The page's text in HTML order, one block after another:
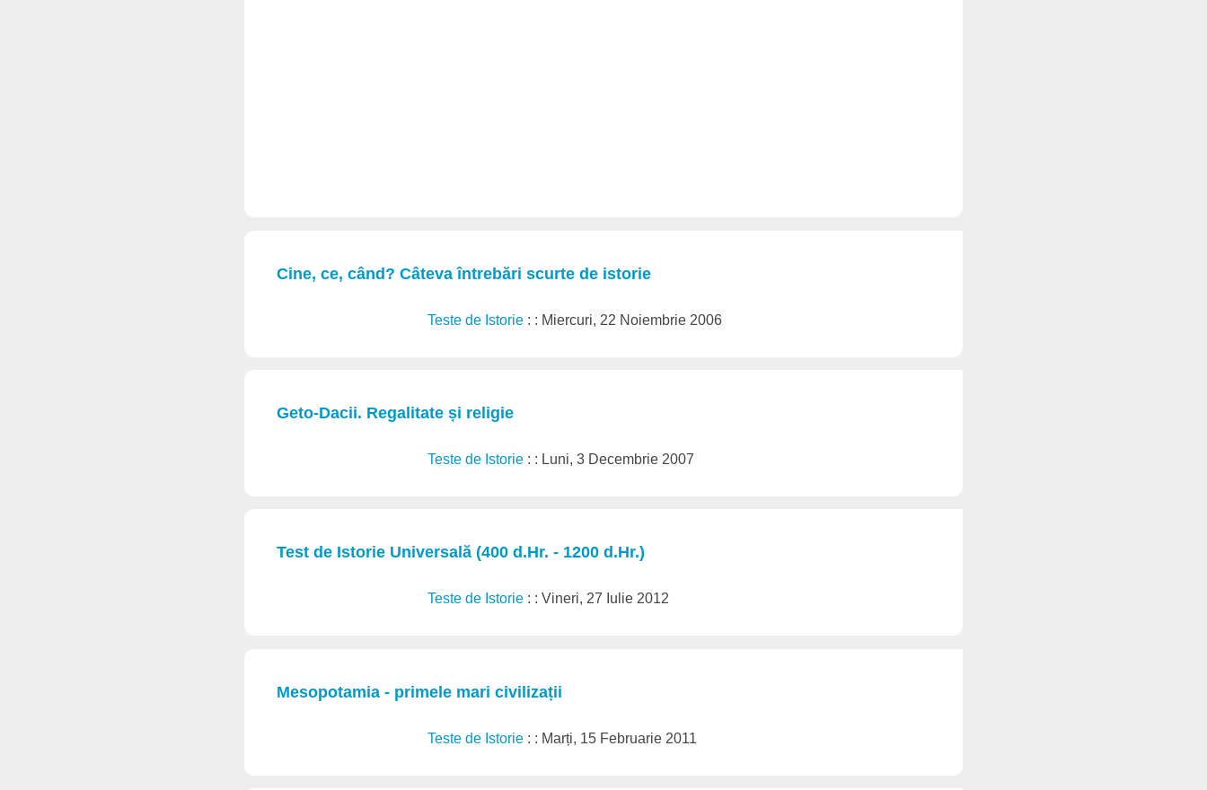
Cine, ce, când? Câteva întrebări scurte de istorie
Teste de Istorie : : Miercuri, 22 Noiembrie 2006
Geto-Dacii. Regalitate și religie
Teste de Istorie : : Luni, 3 Decembrie 2007
Test de Istorie Universală (400 d.Hr. - 1200 d.Hr.)
Teste de Istorie : : Vineri, 27 Iulie 2012
Mesopotamia - primele mari civilizații
Teste de Istorie : : Marți, 15 Februarie 2011